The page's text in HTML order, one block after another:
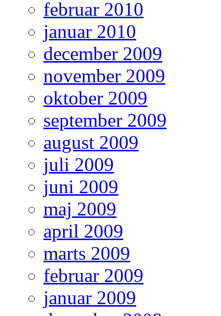
februar 2010
januar 2010
december 2009
november 2009
oktober 2009
september 2009
august 2009
juli 2009
juni 2009
maj 2009
april 2009
marts 2009
februar 2009
januar 2009